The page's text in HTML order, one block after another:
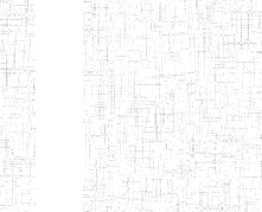
ENIEG BERYLA
ENIEG
L'EXCELLENCE
ENIEG DES